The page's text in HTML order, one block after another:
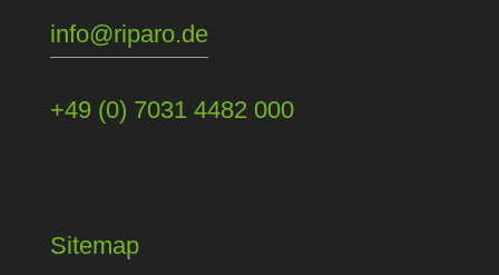
info@riparo.de
+49 (0) 7031 4482 000
Sitemap